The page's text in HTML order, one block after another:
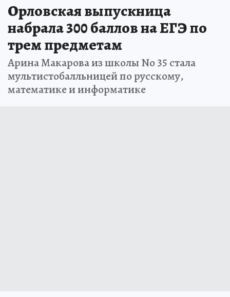
Орловская выпускница
набрала 300 баллов на ЕГЭ по
трем предметам
Арина Макарова из школы No 35 стала
мультистобалльницей по русскому,
математике и информатике